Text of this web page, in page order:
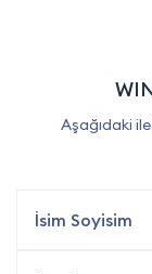
Aşağıdaki